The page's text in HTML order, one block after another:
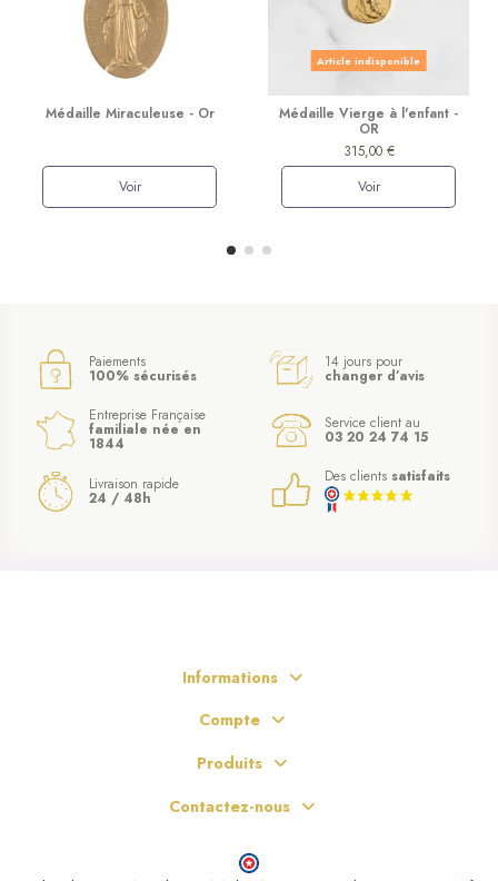
Médaille Miraculeuse - Or
Voir
Article indisponible
Médaille Vierge à l'enfant -
OR
315,00 €
Voir
Paiements
100% sécurisés
14 jours pour
changer d’avis
Entreprise Française
familiale née en
1844
Service client au
03 20 24 74 15
Livraison rapide
24 / 48h
Des clients satisfaits
Informations
Compte
Produits
Contactez-nous